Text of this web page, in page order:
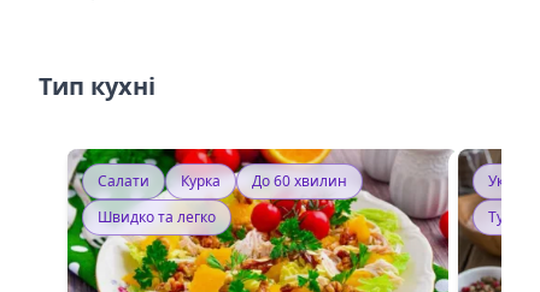
Тип кухні
Салати Курка
До 60 хвилин
Швидко та легко